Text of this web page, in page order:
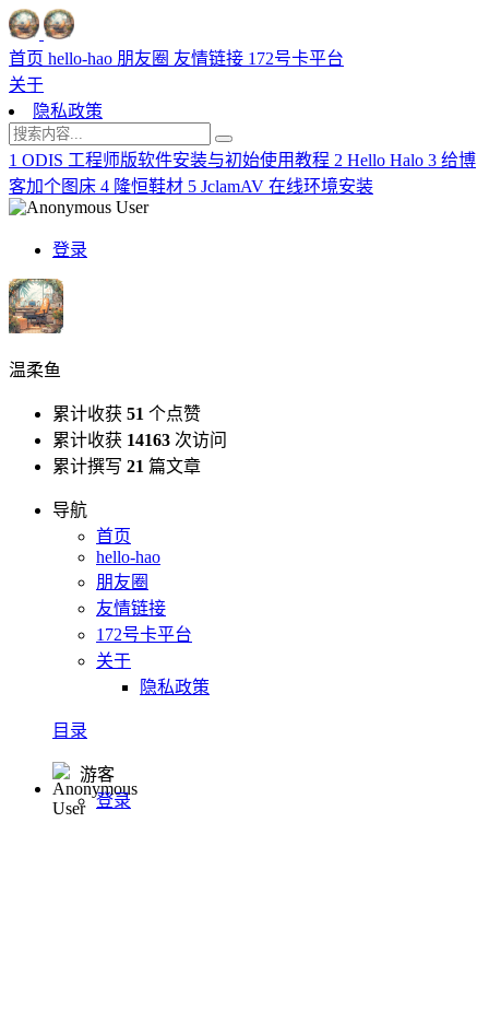
首页 hello-hao 朋友圈 友情链接 172号卡平台
关于
隐私政策
1 ODIS 工程师版软件安装与初始使用教程 2 Hello Halo 3 给博
客加个图床 4 隆恒鞋材 5 JclamAV 在线环境安装
登录
温柔鱼
累计收获 51 个点赞
累计收获 14163 次访问
累计撰写 21 篇文章
导航
首页
hello-hao
朋友圈
友情链接
172号卡平台
关于
隐私政策
目录
游客
登录